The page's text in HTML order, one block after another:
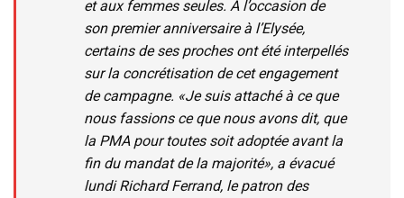
et aux femmes seules. A l’occasion de
son premier anniversaire à l’Elysée,
certains de ses proches ont été interpellés
sur la concrétisation de cet engagement
de campagne. «Je suis attaché à ce que
nous fassions ce que nous avons dit, que
la PMA pour toutes soit adoptée avant la
fin du mandat de la majorité», a évacué
lundi Richard Ferrand, le patron des